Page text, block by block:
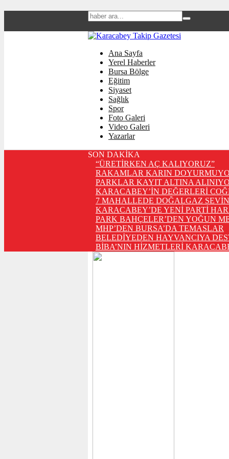
Ana Sayfa
Yerel Haberler
Bursa Bölge
Eğitim
Siyaset
Sağlık
Spor
Foto Galeri
Video Galeri
Yazarlar
SON DAKİKA
“ÜRETİRKEN AÇ KALIYORUZ”
RAKAMLAR KARIN
PARKLAR KAYIT ALTINA
KARACABEY’İN DEĞERLERİ
7 MAHALLEDE DOĞALGAZ
KARACABEY’DE YENİ PARTİ
PARK BAHÇELER’DEN YOĞUN
MHP’DEN BURSA’DA TEMASLAR
BELEDİYEDEN HAYVANCIYA
BİBA’NIN HİZMETLERİ